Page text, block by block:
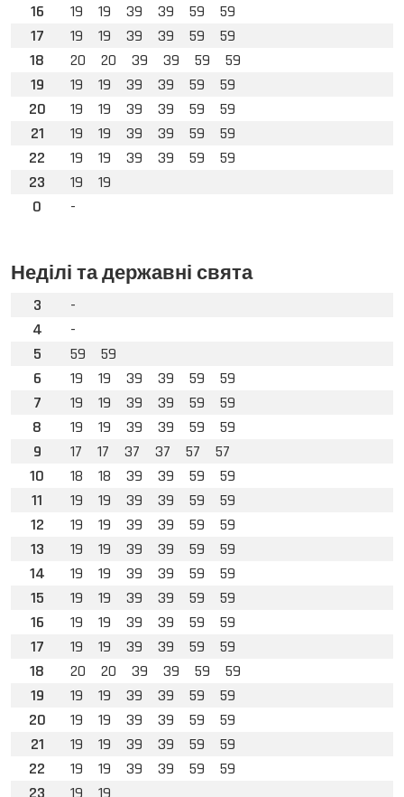
16
19 19 39 39 59
59
17
19 19 39 39 59
59
18
20 20 39 39 59
59
19
19 19 39 39 59
59
20
19 19 39 39 59
59
21
19 19 39 39 59
59
22
19 19 39 39 59
59
23
19
19
0
-
Неділі та державні свята
3
-
4
-
5
59
59
6
19 19 39 39 59
59
7
19 19 39 39 59
59
8
19 19 39 39 59
59
9
17 17 37 37 57
57
10
18 18 39 39 59
59
11
19 19 39 39 59
59
12
19 19 39 39 59
59
13
19 19 39 39 59
59
14
19 19 39 39 59
59
15
19 19 39 39 59
59
16
19 19 39 39 59
59
17
19 19 39 39 59
59
18
20 20 39 39 59
59
19
19 19 39 39 59
59
20
19 19 39 39 59
59
21
19 19 39 39 59
59
22
19 19 39 39 59
59